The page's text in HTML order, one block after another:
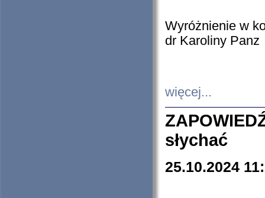
Wyróżnienie w
dr Karoliny Panz
więcej...
słychać
25.10.2024